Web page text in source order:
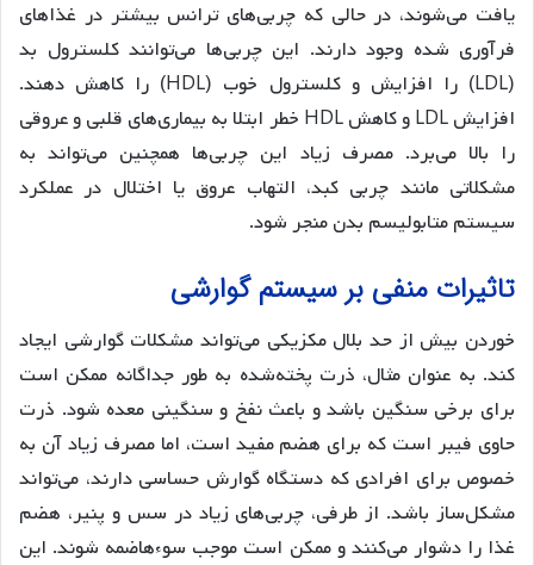
یافت می‌شوند، در حالی که چربی‌های ترانس بیشتر در غذاهای
فرآوری شده وجود دارند. این چربی‌ها می‌توانند کلسترول بد
(LDL) را افزایش و کلسترول خوب (HDL) را کاهش دهند.
افزایش LDL و کاهش HDL خطر ابتلا به بیماری‌های قلبی و عروقی
را بالا می‌برد. مصرف زیاد این چربی‌ها همچنین می‌تواند به
مشکلاتی مانند چربی کبد، التهاب عروق یا اختلال در عملکرد
سیستم متابولیسم بدن منجر شود.
تاثیرات منفی بر سیستم گوارشی
خوردن بیش از حد بلال مکزیکی می‌تواند مشکلات گوارشی ایجاد
کند. به عنوان مثال، ذرت پخته‌شده به طور جداگانه ممکن است
برای برخی سنگین باشد و باعث نفخ و سنگینی معده شود. ذرت
حاوی فیبر است که برای هضم مفید است، اما مصرف زیاد آن به
خصوص برای افرادی که دستگاه گوارش حساسی دارند، می‌تواند
مشکل‌ساز باشد. از طرفی، چربی‌های زیاد در سس و پنیر، هضم
غذا را دشوار می‌کنند و ممکن است موجب سوءهاضمه شوند. این